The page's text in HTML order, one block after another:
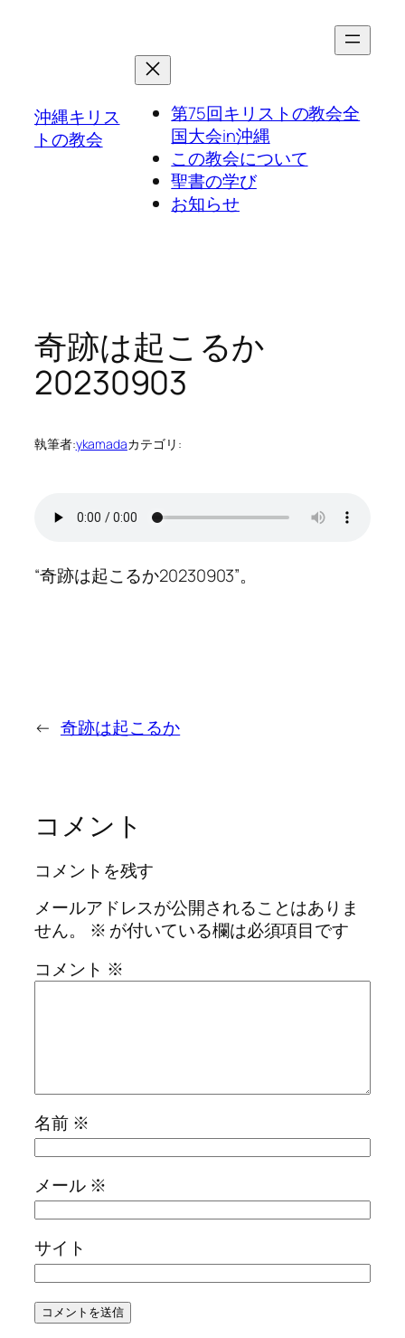
沖縄キリス
トの教会
第75回キリストの教会全
国大会in沖縄
この教会について
聖書の学び
お知らせ
奇跡は起こるか
20230903
執筆者:ykamadaカテゴリ:
“奇跡は起こるか20230903”。
← 奇跡は起こるか
コメント
コメントを残す
メールアドレスが公開されることはありま
せん。
※ が付いている欄は必須項目です
コメント ※
名前 ※
メール ※
サイト